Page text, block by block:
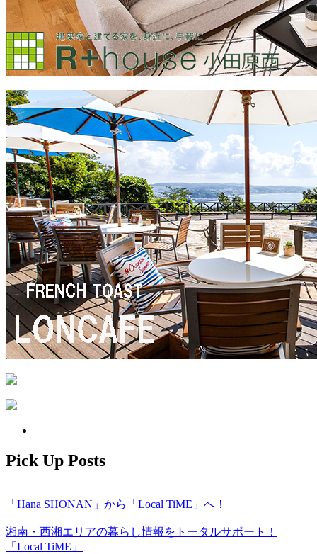
Pick Up Posts
「Hana SHONAN」から「Local TiME」へ！
湘南・西湘エリアの暮らし情報をトータルサポート！
「Local TiME」